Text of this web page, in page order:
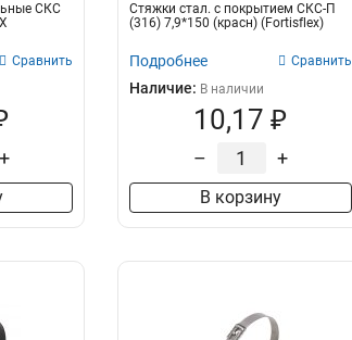
СКС
Сравнить
+
Стяжки стал. с покрытием СКС-П
(316) 7,9*150 (красн) (Fortisflex)
Подробнее Сравнить
Наличие: В наличии
10,17 ₽
– +
В корзину